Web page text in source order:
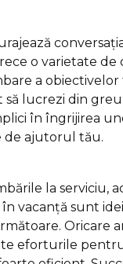
o varietate de
a obiectivelor
să lucrezi din
în îngrijirea
de ajutorul tău.
la serviciu,
vacanță sunt
Oricare
eforturile